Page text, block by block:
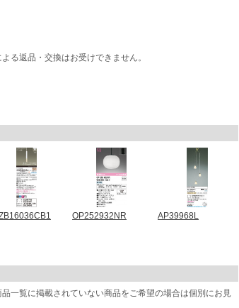
る返品・交換はお受けできません。
OP252932NR AP39968L
一覧に掲載されていない商品をご希望の場合は個別にお見